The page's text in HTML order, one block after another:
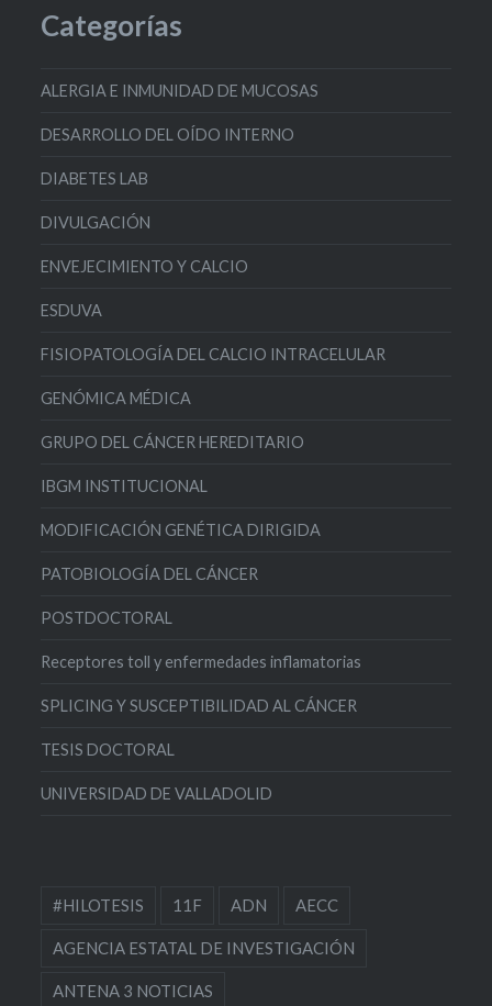
Categorías
ALERGIA E INMUNIDAD DE MUCOSAS
DESARROLLO DEL OÍDO INTERNO
DIABETES LAB
DIVULGACIÓN
ENVEJECIMIENTO Y CALCIO
ESDUVA
FISIOPATOLOGÍA DEL CALCIO INTRACELULAR
GENÓMICA MÉDICA
GRUPO DEL CÁNCER HEREDITARIO
IBGM INSTITUCIONAL
MODIFICACIÓN GENÉTICA DIRIGIDA
PATOBIOLOGÍA DEL CÁNCER
POSTDOCTORAL
Receptores toll y enfermedades inflamatorias
SPLICING Y SUSCEPTIBILIDAD AL CÁNCER
TESIS DOCTORAL
UNIVERSIDAD DE VALLADOLID
#HILOTESIS 11F ADN AECC
AGENCIA ESTATAL DE INVESTIGACIÓN
ANTENA 3 NOTICIAS